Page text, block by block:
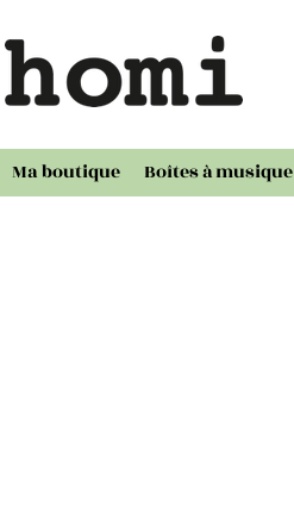
Ma boutique Boîtes à musique